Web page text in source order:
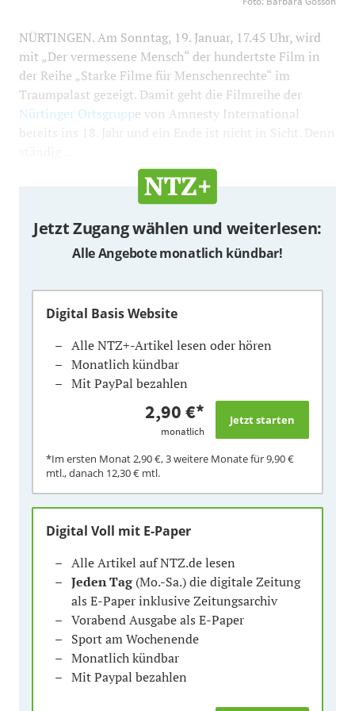
Nummer 99, „Green Border“. Foto: Barbara Gosson
NÜRTINGEN. Am Sonntag, 19. Januar, 17.45 Uhr, wird
mit „Der vermessene Mensch“ der hundertste Film in
der Reihe „Starke Filme für Menschenrechte“ im
Traumpalast gezeigt. Damit geht die Filmreihe der
Nürtinger Ortsgruppe von Amnesty International
bereits ins 18. Jahr und ein Ende ist nicht in Sicht. Denn
Jetzt Zugang wählen und weiterlesen:
Alle Angebote monatlich kündbar!
Digital Basis Website
Alle NTZ+-Artikel lesen oder hören
Monatlich kündbar
Mit PayPal bezahlen
2,90 €*
monatlich
*Im ersten Monat2,90 €, 3 weitere Monate für9,90 €
mtl., danach 12,30 € mtl.
Digital Voll mit E-Paper
Alle Artikel auf NTZ.de lesen
Jeden Tag(Mo.-Sa.) die digitale Zeitung
als E-Paper inklusive Zeitungsarchiv
Vorabend Ausgabe als E-Paper
Sport am Wochenende
Monatlich kündbar
Mit Paypal bezahlen